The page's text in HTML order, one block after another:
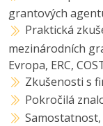
grantových
Praktická
mezinárodních
Evropa, ERC,
Zkušenosti s
Pokročilá